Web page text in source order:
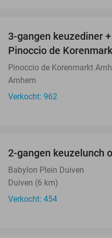
3-gangen keuzediner
Pinoccio de
Pinoccio de Korenmarkt
Arnhem
Verkocht: 962
2-gangen keuzelunch
Babylon Plein Duiven
Duiven (6 km)
Verkocht: 454